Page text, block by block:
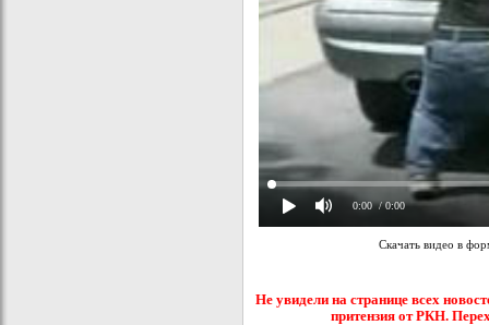
0:00 / 0:00
Скачать видео в
Не увидели на странице всех
притензия от РКН.